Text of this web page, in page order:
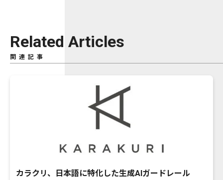
Related Articles
関連記事
カラクリ、日本語に特化した生成AIガードレール